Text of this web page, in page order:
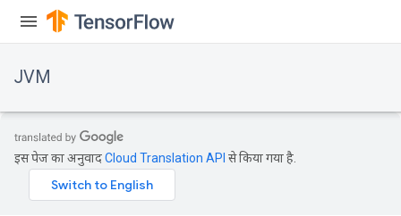
JVM
इस पेज का अनुवादCloud Translation API से किया गया है.